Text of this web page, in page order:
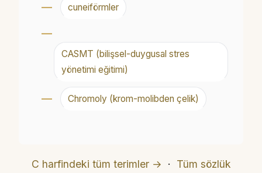
cuneiförmler
CASMT (bilişsel-duygusal stres
yönetimi eğitimi)
Chromoly (krom-molibden çelik)
C harfindeki tüm terimler → · Tüm sözlük